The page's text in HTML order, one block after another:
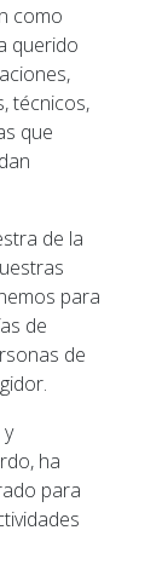
como
querido
técnicos,
que
de la
para
de
de
ha
para